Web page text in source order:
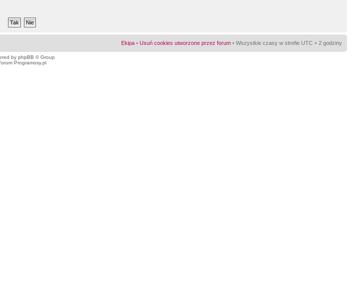
Ekipa • Usuń cookies utworzone przez forum • Wszystkie czasy w strefie UTC + 2 godziny
by phpBB © Group
Programosy.pl